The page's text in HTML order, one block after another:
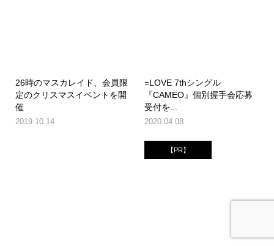
26時のマスカレイド、会員限
定のクリスマスイベントを開
催
2019.10.14
=LOVE 7thシングル
『CAMEO』個別握手会応募
受付を...
2020.04.08
【PR】